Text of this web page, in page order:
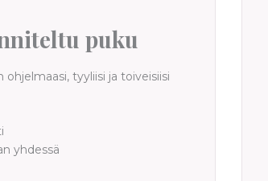
puku
tyyliisi ja toiveisiisi
yhdessä